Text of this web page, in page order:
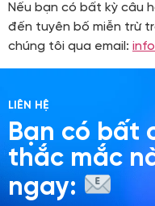
Nếu bạn có bất kỳ câu
đến tuyên bố miễn trừ
chúng tôi qua email:
LIÊN HỆ
Bạn có bất
thắc mắc
ngay: